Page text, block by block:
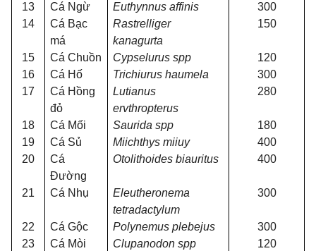
13 Cá Ngừ Euthynnus affinis
300
14
Cá Bạc
má
Rastrelliger
kanagurta
150
15 Cá Chuồn Cypselurus spp
120
16
Cá Hố Trichiurus haumela
300
17
Cá Hồng
đỏ
Lutianus
ervthropterus
280
18 Cá Mối Saurida spp
180
19
Cá Sủ Miichthys miiuy
400
20
Cá
Đường
Otolithoides biauritus 400
21 Cá Nhụ
Eleutheronema
tetradactylum
300
22 Cá Gộc Polynemus plebejus
300
23
Cá Mòi Clupanodon spp
120